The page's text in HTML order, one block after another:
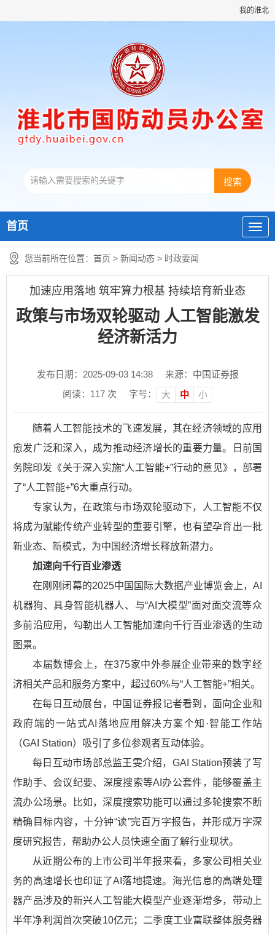
我的淮北
首页
您当前所在位置： 首页 > 新闻动态 > 时政要闻
加速应用落地 筑牢算力根基 持续培育新业态
政策与市场双轮驱动 人工智能激发
经济新活力
发布日期：2025-09-03 14:38
来源：中国证券报
阅读： 117 次 字号： 大 中 小
随着人工智能技术的飞速发展，其在经济领域的应用
愈发广泛和深入，成为推动经济增长的重要力量。日前国
务院印发《关于深入实施“人工智能+”行动的意见》，部署
了“人工智能+”6大重点行动。
专家认为，在政策与市场双轮驱动下，人工智能不仅
将成为赋能传统产业转型的重要引擎，也有望孕育出一批
新业态、新模式，为中国经济增长释放新潜力。
加速向千行百业渗透
在刚刚闭幕的2025中国国际大数据产业博览会上，AI
机器狗、具身智能机器人、与“AI大模型”面对面交流等众
多前沿应用，勾勒出人工智能加速向千行百业渗透的生动
图景。
本届数博会上，在375家中外参展企业带来的数字经
济相关产品和服务方案中，超过60%与“人工智能+”相关。
在每日互动展台，中国证券报记者看到，面向企业和
政府端的一站式AI落地应用解决方案个知·智能工作站
（GAI Station）吸引了多位参观者互动体验。
每日互动市场部总监王雯介绍，GAI Station预装了写
作助手、会议纪要、深度搜索等AI办公套件，能够覆盖主
流办公场景。比如，深度搜索功能可以通过多轮搜索不断
精确目标内容，十分钟“读”完百万字报告，并形成万字深
度研究报告，帮助办公人员快速全面了解行业现状。
从近期公布的上市公司半年报来看，多家公司相关业
务的高速增长也印证了AI落地提速。海光信息的高端处理
器产品涉及的新兴人工智能大模型产业逐渐增多，带动上
半年净利润首次突破10亿元；二季度工业富联整体服务器